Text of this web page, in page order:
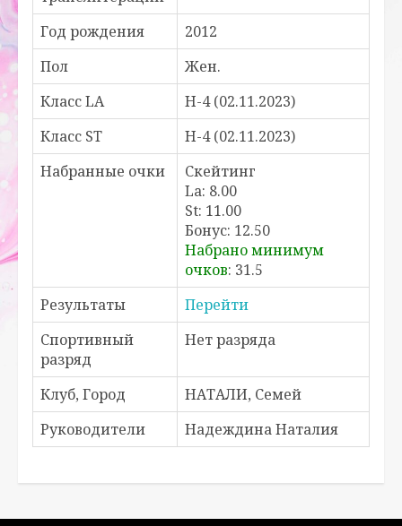
Год рождения
2012
Пол
Жен.
Класс LA
H-4 (02.11.2023)
Класс ST
H-4 (02.11.2023)
Набранные очки
Скейтинг
La: 8.00
St: 11.00
Бонус: 12.50
Набрано минимум
очков: 31.5
Результаты
Перейти
Спортивный
разряд
Нет разряда
Клуб, Город
НАТАЛИ, Семей
Руководители
Надеждина Наталия